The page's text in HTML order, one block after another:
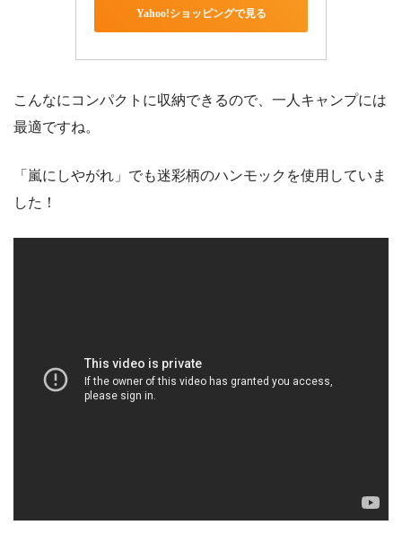
Yahoo!ショッピングで見る
こんなにコンパクトに収納できるので、一人キャンプには
最適ですね。
「嵐にしやがれ」でも迷彩柄のハンモックを使用していま
した！